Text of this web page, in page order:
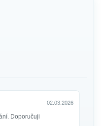
02.03.2026
Doporučuji